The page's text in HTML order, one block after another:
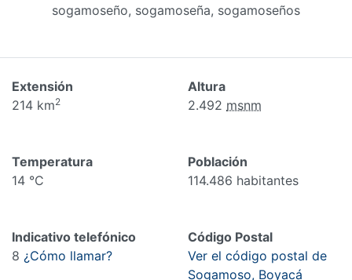
sogamoseño, sogamoseña, sogamoseños
Extensión
214 km2
Altura
2.492 msnm
Temperatura
14 °C
Población
114.486 habitantes
Indicativo telefónico
8 ¿Cómo llamar?
Código Postal
Ver el código postal de
Sogamoso, Boyacá